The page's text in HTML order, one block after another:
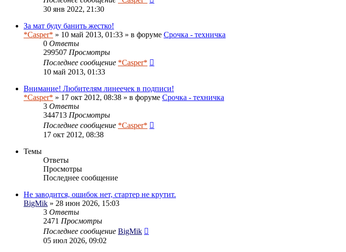
30 янв 2022, 21:30
За мат буду банить жестко!
*Casper* » 10 май 2013, 01:33 » в форуме Срочка - техничка
0 Ответы
299507 Просмотры
Последнее сообщение *Casper*
10 май 2013, 01:33
Внимание! Любителям линеечек в подписи!
*Casper* » 17 окт 2012, 08:38 » в форуме Срочка - техничка
3 Ответы
344713 Просмотры
Последнее сообщение *Casper*
17 окт 2012, 08:38
Темы
Ответы
Просмотры
Последнее сообщение
Не заводится, ошибок нет, стартер не крутит.
BigMik » 28 июн 2026, 15:03
3 Ответы
2471 Просмотры
Последнее сообщение BigMik
05 июл 2026, 09:02